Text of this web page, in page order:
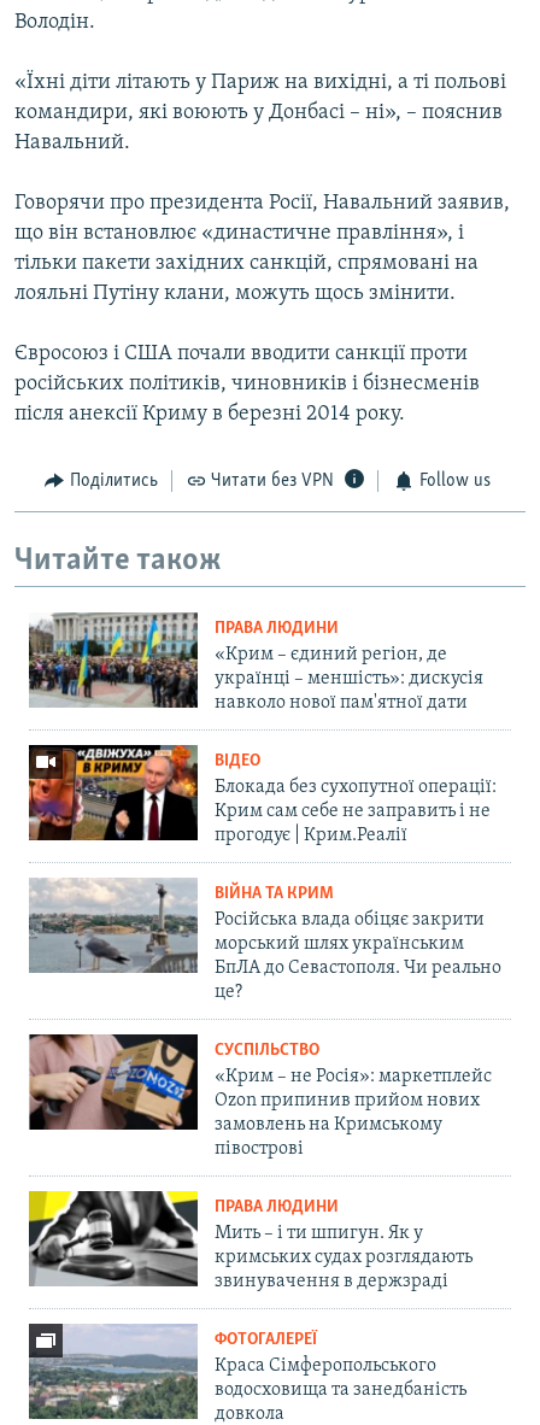
Володін.
«Їхні діти літають у Париж на вихідні, а ті польові
командири, які воюють у Донбасі – ні», – пояснив
Навальний.
Говорячи про президента Росії, Навальний заявив,
що він встановлює «династичне правління», і
тільки пакети західних санкцій, спрямовані на
лояльні Путіну клани, можуть щось змінити.
Євросоюз і США почали вводити санкції проти
російських політиків, чиновників і бізнесменів
після анексії Криму в березні 2014 року.
Поділитись Читати без VPN Follow us
Читайте також
ПРАВА ЛЮДИНИ
«Крим – єдиний регіон, де
українці – меншість»: дискусія
навколо нової пам'ятної дати
ВІДЕО
Блокада без сухопутної операції:
Крим сам себе не заправить і не
прогодує | Крим.Реалії
ВІЙНА ТА КРИМ
Російська влада обіцяє закрити
морський шлях українським
БпЛА до Севастополя. Чи реально
це?
СУСПІЛЬСТВО
«Крим – не Росія»: маркетплейс
Ozon припинив прийом нових
замовлень на Кримському
півострові
ПРАВА ЛЮДИНИ
Мить – і ти шпигун. Як у
кримських судах розглядають
звинувачення в держзраді
ФОТОГАЛЕРЕЇ
Краса Сімферопольського
водосховища та занедбаність
довкола